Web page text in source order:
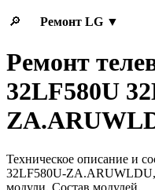
🔎 Ремонт LG ▼
Ремонт
32LF580U
Техническое описание и
32LF580U-
модули. Состав модулей.